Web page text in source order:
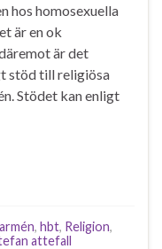
hos homosexuella
är en ok
är det
stöd till religiösa
Stödet kan enligt
, hbt, Religion,
attefall